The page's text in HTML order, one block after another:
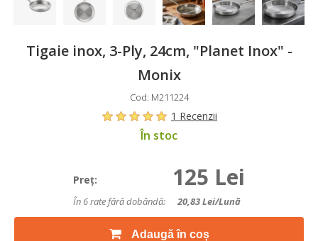
Tigaie inox, 3-Ply, 24cm, "Planet Inox" -
Monix
Cod: M211224
1 Recenzii
În stoc
Preţ: 125 Lei
În 6 rate fără dobândă: 20,83Lei/lună
Adaugă în coș